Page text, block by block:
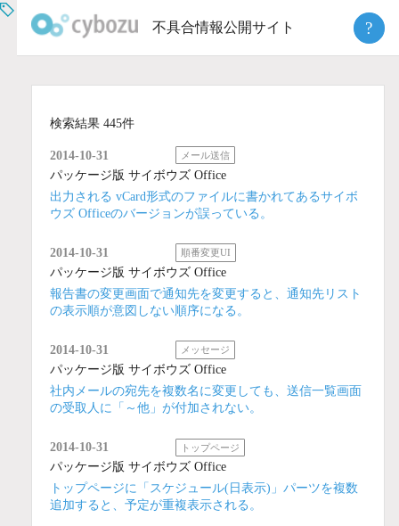
不具合情報公開サイト ?
検索結果 445件
2014-10-31 メール送信
パッケージ版 サイボウズ Office
出力される vCard形式のファイルに書かれてあるサイボ
ウズ Officeのバージョンが誤っている。
2014-10-31 順番変更UI
パッケージ版 サイボウズ Office
報告書の変更画面で通知先を変更すると、通知先リスト
の表示順が意図しない順序になる。
2014-10-31 メッセージ
パッケージ版 サイボウズ Office
社内メールの宛先を複数名に変更しても、送信一覧画面
の受取人に「～他」が付加されない。
2014-10-31 トップページ
パッケージ版 サイボウズ Office
トップページに「スケジュール(日表示)」パーツを複数
追加すると、予定が重複表示される。